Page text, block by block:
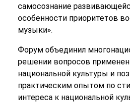
самосознание
особенности приоритетов
музыки».
Форум объединил
решении вопросов
национальной культуры и
практическим опытом по
интереса к национальной